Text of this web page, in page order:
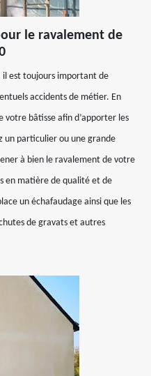
le ravalement de
il est toujours important de
accidents de métier. En
bâtisse afin d’apporter les
un particulier ou une grande
à bien le ravalement de votre
en matière de qualité et de
un échafaudage ainsi que les
de gravats et autres